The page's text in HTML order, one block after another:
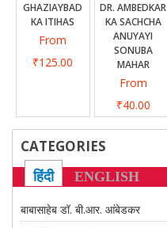
GHAZIAYBAD
KA ITIHAS
From
₹125.00
DR. AMBEDKAR
KA SACHCHA
ANUYAYI
SONUBA
MAHAR
From
₹40.00
CATEGORIES
हिंदी ENGLISH
बाबासाहेब डॉ. बी.आर. आंबेडकर